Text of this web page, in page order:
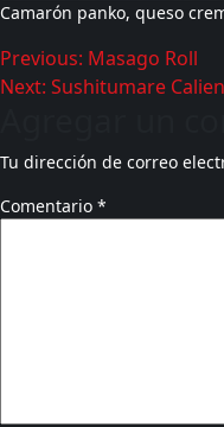
Camarón panko, queso
Previous: Masago Roll
Next: Sushitumare
Tu dirección de correo
Comentario *